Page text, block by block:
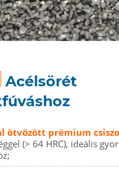
Acélsörét
ötvözött prémium
(> 64 HRC), ideális